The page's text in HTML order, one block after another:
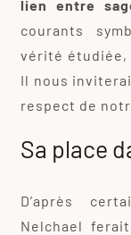
lien entre
courants
vérité étudiée,
Il nous
respect de
Sa place
D’après
Nelchael